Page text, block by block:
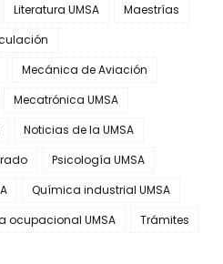
Literatura UMSA
Maestrías
Mecánica de Aviación
Mecatrónica UMSA
Noticias de la UMSA
Psicología UMSA
Química industrial UMSA
ocupacional UMSA
Trámites